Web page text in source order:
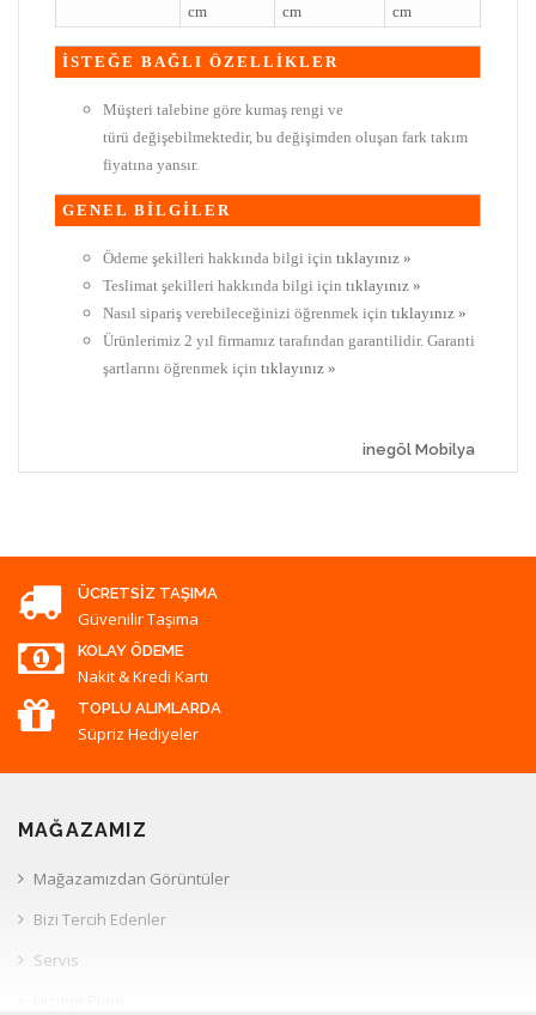
cm
cm cm
İSTEĞE BAĞLI ÖZELLİKLER
Müşteri talebine göre kumaş rengi ve
türü değişebilmektedir, bu değişimden oluşan fark takım
fiyatına yansır.
GENEL BİLGİLER
Ödeme şekilleri hakkında bilgi için tıklayınız »
Teslimat şekilleri hakkında bilgi için tıklayınız »
Nasıl sipariş verebileceğinizi öğrenmek için tıklayınız »
Ürünlerimiz 2 yıl firmamız tarafından garantilidir. Garanti
şartlarını öğrenmek için tıklayınız »
inegöl Mobilya
ÜCRETSIZ TAŞIMA
Güvenilir Taşıma
KOLAY ÖDEME
Nakit & Kredi Kartı
TOPLU ALIMLARDA
Süpriz Hediyeler
MAĞAZAMIZ
Mağazamızdan Görüntüler
Bizi Tercih Edenler
Servis